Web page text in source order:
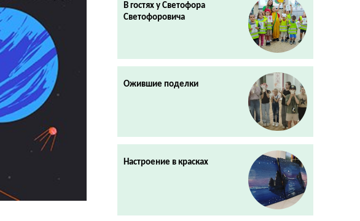
В гостях у Светофора
Светофоровича
Ожившие поделки
Настроение в красках